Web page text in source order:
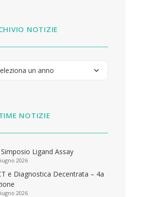
NOTIZIE
NOTIZIE
Simposio Ligand Assay
2026
e Diagnostica Decentrata – 4a
2026